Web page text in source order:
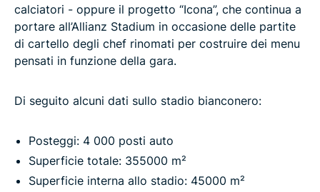
calciatori - oppure il progetto “Icona”, che continua a
portare all’Allianz Stadium in occasione delle partite
di cartello degli chef rinomati per costruire dei menu
pensati in funzione della gara.
Di seguito alcuni dati sullo stadio bianconero:
Posteggi: 4 000 posti auto
Superficie totale: 355000 m²
Superficie interna allo stadio: 45000 m²